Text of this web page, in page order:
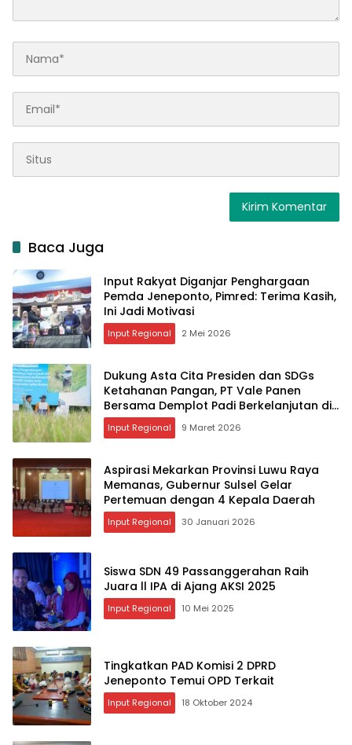
Baca Juga
Input Rakyat Diganjar Penghargaan
Pemda Jeneponto, Pimred: Terima Kasih,
Ini Jadi Motivasi
Input Regional 2 Mei 2026
Dukung Asta Cita Presiden dan SDGs
Ketahanan Pangan, PT Vale Panen
Bersama Demplot Padi Berkelanjutan di
Kolaka
Input Regional 9 Maret 2026
Aspirasi Mekarkan Provinsi Luwu Raya
Memanas, Gubernur Sulsel Gelar
Pertemuan dengan 4 Kepala Daerah
Input Regional 30 Januari 2026
Siswa SDN 49 Passanggerahan Raih
Juara ll IPA di Ajang AKSI 2025
Input Regional 10 Mei 2025
Tingkatkan PAD Komisi 2 DPRD
Jeneponto Temui OPD Terkait
Input Regional 18 Oktober 2024